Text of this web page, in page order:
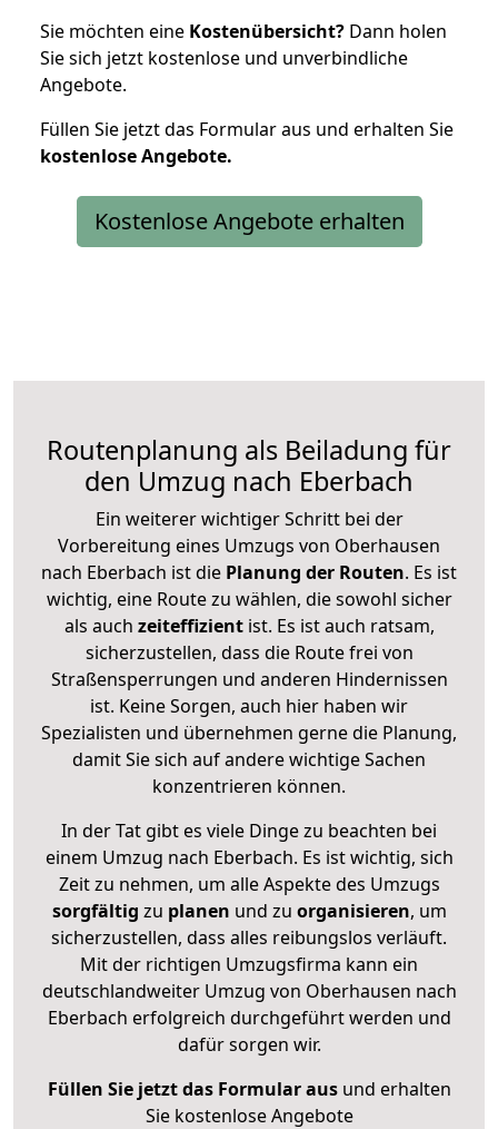
Sie möchten eine Kostenübersicht? Dann holen
Sie sich jetzt kostenlose und unverbindliche
Angebote.
Füllen Sie jetzt das Formular aus und erhalten Sie
kostenloseAngebote.
Kostenlose Angebote erhalten
Routenplanung als Beiladung für
den Umzug nach Eberbach
Ein weiterer wichtiger Schritt bei der
Vorbereitung eines Umzugs von Oberhausen
nach Eberbach ist die Planung der Routen. Es ist
wichtig, eine Route zu wählen, die sowohl sicher
als auch zeiteffizientist. Es ist auch ratsam,
sicherzustellen, dass die Route frei von
Straßensperrungen und anderen Hindernissen
ist. Keine Sorgen, auch hier haben wir
Spezialisten und übernehmen gerne die Planung,
damit Sie sich auf andere wichtige Sachen
konzentrieren können.
In der Tat gibt es viele Dinge zu beachten bei
einem Umzug nach Eberbach. Es ist wichtig, sich
Zeit zu nehmen, um alle Aspekte des Umzugs
sorgfältig zu planen und zu organisieren, um
sicherzustellen, dass alles reibungslos verläuft.
Mit der richtigen Umzugsfirma kann ein
deutschlandweiter Umzug von Oberhausen nach
Eberbach erfolgreich durchgeführt werden und
dafür sorgen wir.
Füllen Sie jetzt das Formular ausund erhalten
Sie kostenlose Angebote